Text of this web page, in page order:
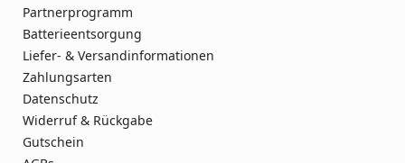
Partnerprogramm
Batterieentsorgung
Liefer- & Versandinformationen
Zahlungsarten
Datenschutz
Widerruf & Rückgabe
Gutschein